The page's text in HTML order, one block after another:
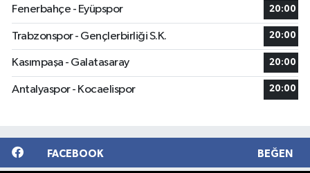
Fenerbahçe - Eyüpspor 20:00
Trabzonspor - Gençlerbirliği S.K. 20:00
Kasımpaşa - Galatasaray 20:00
Antalyaspor - Kocaelispor 20:00
FACEBOOK BEĞEN